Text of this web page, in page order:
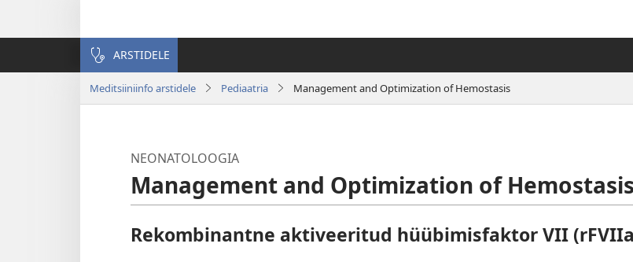
ARSTIDELE
Meditsiiniinfo arstidele Pediaatria Management and Optimization of Hemostasis
NEONATOLOOGIA
Management and Optimization of Hemostasis
Rekombinantne aktiveeritud hüübimisfaktor VII